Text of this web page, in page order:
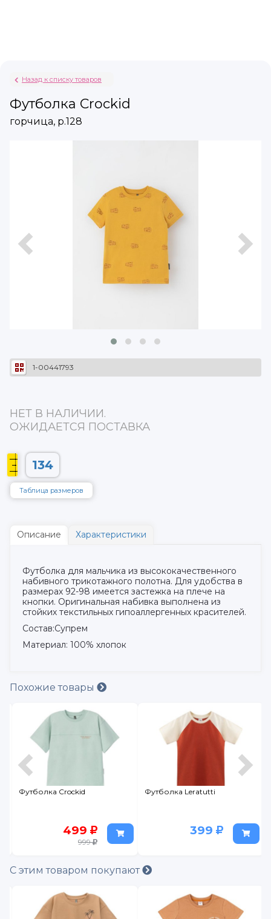
Назад к списку товаров
Футболка Crockid
горчица, р.128
1-00441793
НЕТ В НАЛИЧИИ.
ОЖИДАЕТСЯ ПОСТАВКА
134
Таблица размеров
Описание Характеристики
Футболка для мальчика из высококачественного
набивного трикотажного полотна. Для удобства в
размерах 92-98 имеется застежка на плече на
кнопки. Оригинальная набивка выполнена из
стойких текстильных гипоаллергенных красителей.
Состав:Супрем
Материал: 100% хлопок
Похожие товары
Crockid Футболка Leratutti
С этим товаром покупают